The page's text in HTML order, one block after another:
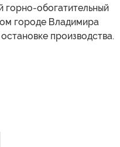
горно-обогатительный
городе Владимира
производства.